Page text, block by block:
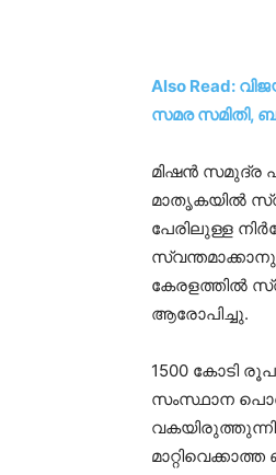
Also Read:
സമര സമിതി,
മിഷൻ സമുദ്ര
മാതൃകയിൽ
പേരിലുള്ള
കേരളത്തിൽ
ആരോപിച്ചു.
1500 കോടി
സംസ്ഥാന